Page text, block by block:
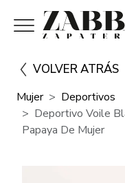
VOLVER ATRÁS
Mujer
Deportivos
Deportivo Voile
Papaya De Mujer